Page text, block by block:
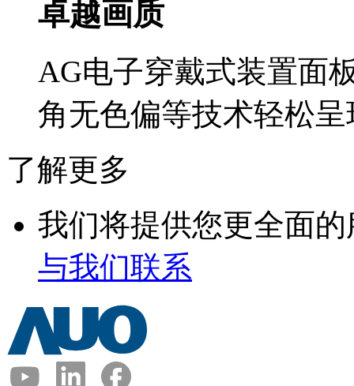
卓越画质
AG电子穿戴式装置面
角无色偏等技术轻松
了解更多
我们将提供您更全面的
与我们联系